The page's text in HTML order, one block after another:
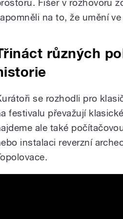
Fišer v rozhovoru
na to, že umění
různých
se rozhodli pro
festivalu převažují
ale také
instalaci reverzní